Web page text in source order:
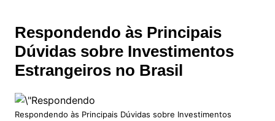
Respondendo às Principais
Dúvidas sobre Investimentos
Estrangeiros no Brasil
Respondendo às Principais Dúvidas sobre Investimentos